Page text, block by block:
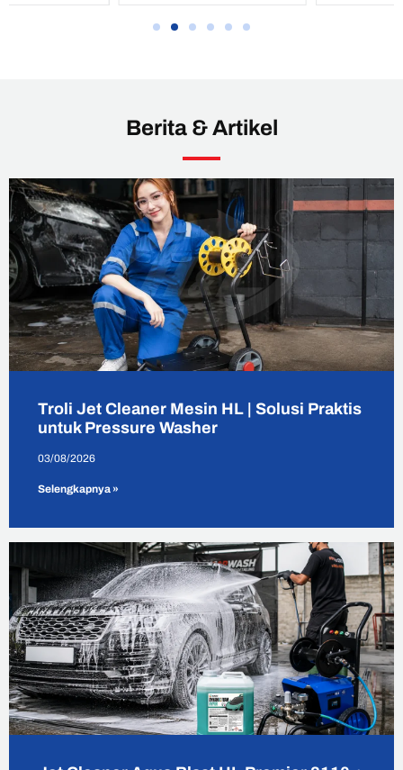
Berita & Artikel
Troli Jet Cleaner Mesin HL | Solusi Praktis
untuk Pressure Washer
03/08/2026
Selengkapnya »